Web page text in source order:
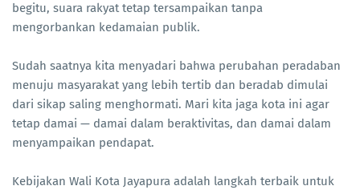
begitu, suara rakyat tetap tersampaikan tanpa
mengorbankan kedamaian publik.
Sudah saatnya kita menyadari bahwa perubahan peradaban
menuju masyarakat yang lebih tertib dan beradab dimulai
dari sikap saling menghormati. Mari kita jaga kota ini agar
tetap damai — damai dalam beraktivitas, dan damai dalam
menyampaikan pendapat.
Kebijakan Wali Kota Jayapura adalah langkah terbaik untuk